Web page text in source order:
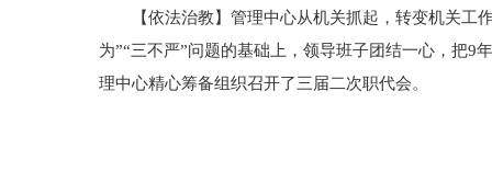
【依法治教】管理中心从机关抓起，转变机关工作
为”“三不严”问题的基础上，领导班子团结一心，把9
理中心精心筹备组织召开了三届二次职代会。